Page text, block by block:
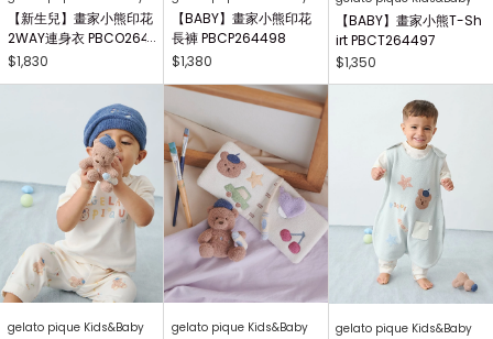
【新生兒】畫家小熊印花
2WAY連身衣 PBCO264
738
$1,830
【BABY】畫家小熊印花
長褲 PBCP264498
$1,380
【BABY】畫家小熊T-Sh
irt PBCT264497
$1,350
gelato pique Kids&Baby gelato pique Kids&Baby gelato pique Kids&Baby